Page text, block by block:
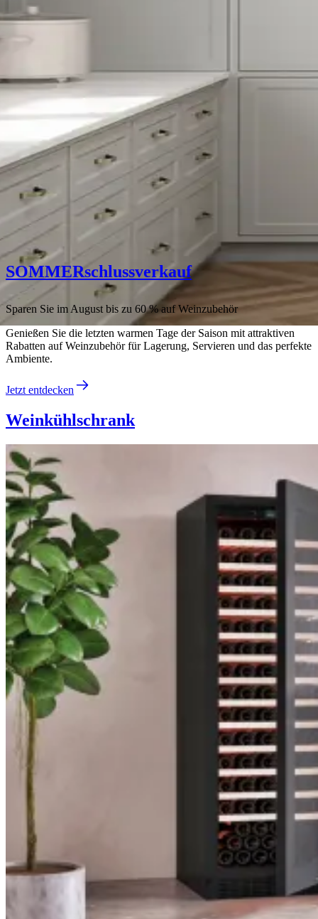
SOMMERschlussverkauf
SOMMER Weinkühlschränke
Sparen Sie im August bis zu 60 % auf Weinzubehör
Genießen Sie die letzten warmen Tage der Saison mit attraktiven
Rabatten auf Weinzubehör für Lagerung, Servieren und das perfekte
Ambiente.
Jetzt entdecken
Weinkühlschrank